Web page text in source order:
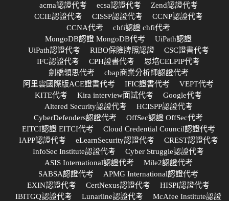
acma認證代考
ecsa認證代考
Zend認證代考
CCIE認證代考
CISSP認證代考
CCNP認證代考
CCNA代考
chfi認證 chfi代考
MongoDB認證 MongoDB代考
UiPath認證
UiPath認證代考
RIBO保險牌照認證
CSC證書代考
IFC認證代考
CPH證書代考
思培CELPIP代考
劍橋領思代考
cbap商業分析師認證代考
阿里雲國際版ACE證書代考
IFIC證書代考
VEPT代考
KITE代考
Kira interview面試代考
Google代考
Altered Security認證代考
HCISPP認證代考
CyberDefenders認證代考
OffSec認證 OffSec代考
EITCI認證 EITCI代考
Cloud Credential Council認證代考
IAPP認證代考
eLearnSecurity認證代考
CREST認證代考
InfoSec Institute認證代考
Cyber Struggle認證代考
ASIS International認證代考
Mile2認證代考
SABSA認證代考
APMG International認證代考
EXIN認證代考
CertNexus認證代考
HISPI認證代考
IBITGQ認證代考
Lunarline認證代考
McAfee Institute認證